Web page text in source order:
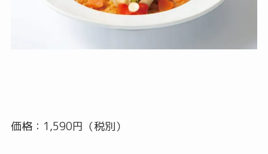
価格：1,590円（税別）